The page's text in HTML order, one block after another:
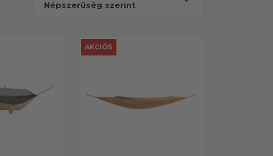
AKCIÓS